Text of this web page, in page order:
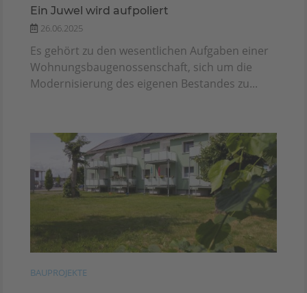
Ein Juwel wird aufpoliert
26.06.2025
Es gehört zu den wesentlichen Aufgaben einer
Wohnungsbaugenossenschaft, sich um die
Modernisierung des eigenen Bestandes zu...
BAUPROJEKTE